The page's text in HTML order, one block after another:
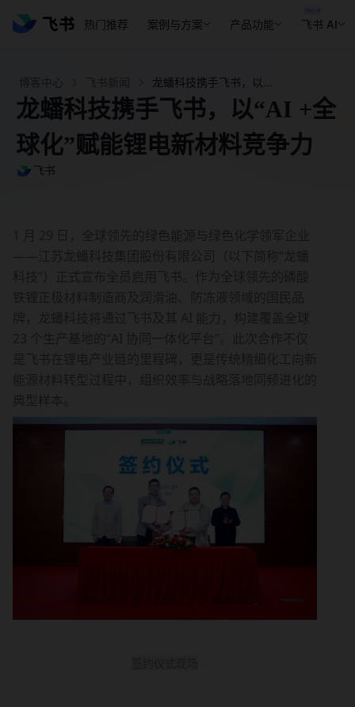
热门推荐 案例与方案 产品功能 飞书 AI
龙蟠科技携手飞书，以“AI +全
球化”赋能锂电新材料竞争力
飞书